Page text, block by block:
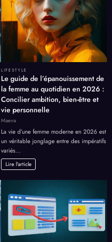
LIFESTYLE
Le guide de l’épanouissement de
la femme au quotidien en 2026 :
Concilier ambition, bien-être et
vie personnelle
Maeva
La vie d’une femme moderne en 2026 est
un véritable jonglage entre des impératifs
variés…
Lire l'article